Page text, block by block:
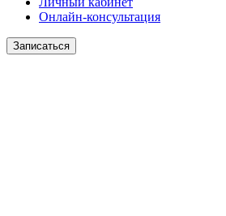
Онлайн-консультация
Записаться